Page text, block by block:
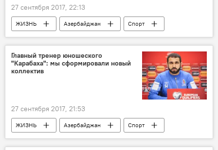
27 сентября 2017, 22:13
ЖИЗНЬ Азербайджан
Спорт
Новости
Главный тренер юношеского
"Карабаха": мы сформировали новый
коллектив
27 сентября 2017, 21:53
ЖИЗНЬ Азербайджан
Спорт
Новости
Баку
Рашад Садыхов